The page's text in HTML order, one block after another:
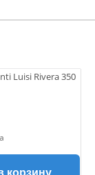
Luisi Rivera 350
корзину